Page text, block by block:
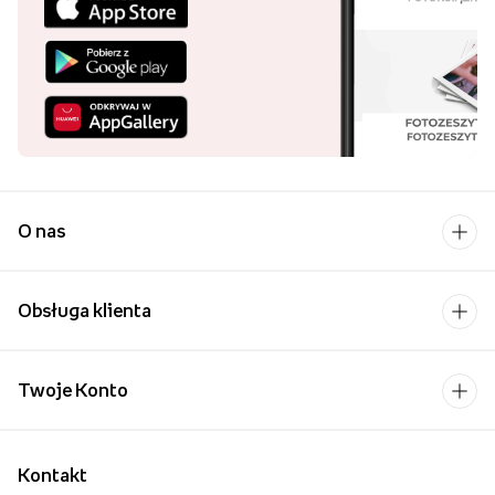
wspomnień. Możliwość spoglądania na zdjęcia bliskich
podczas wykonywania codziennych czynności niesie za sobą
wiele pozytywów w postaci uspokojenia emocji, wzmacniania
poczucia radości i budowania silniejszych więzi rodzinnych.
Fotoobrazy przedstawiające zdjęcia z wakacji, dalekich
podróży, ważnych rodzinnych wydarzeń, czy zwykłych chwil
wnętrza.
personalizowanych i wykonaj obraz ze zdjęcia lub grafiki ,
który najlepiej odzwierciedla Twoją osobowość i podkreśla
personalizowany wykonasz zaledwie w kilka chwil, a my
gwarantujemy Ci wysoką jakość wykonania oraz zadowolenie
O nas
Obsługa klienta
Kontakt
Twoje Konto